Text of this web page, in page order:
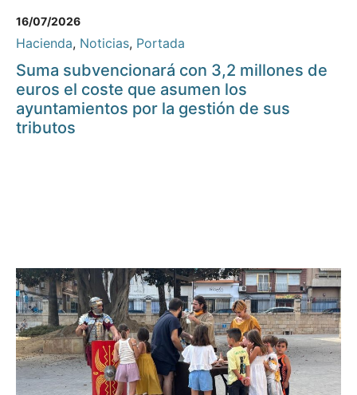
16/07/2026
Hacienda, Noticias, Portada
Suma subvencionará con 3,2 millones de
euros el coste que asumen los
ayuntamientos por la gestión de sus
tributos